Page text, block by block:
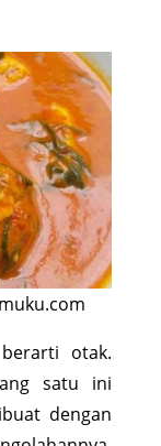
otak.
satu ini
dengan